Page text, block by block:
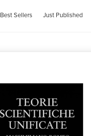
Best Sellers Just Published